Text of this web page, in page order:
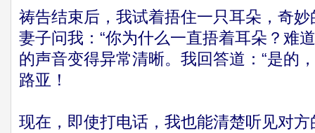
祷告结束后，我试着捂住一只耳朵，奇
妻子问我：“你为什么一直捂着耳朵？难
的声音变得异常清晰。我回答道：“是的
路亚！
现在，即使打电话，我也能清楚听见对